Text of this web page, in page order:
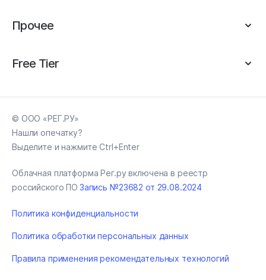
Прочее
Free Tier
© ООО «РЕГ.РУ»
Нашли опечатку?
Выделите и нажмите Ctrl+Enter
Облачная платформа Рег.ру включена в реестр
российского ПО Запись №23682 от 29.08.2024
Политика конфиденциальности
Политика обработки персональных данных
Правила применения рекомендательных технологий